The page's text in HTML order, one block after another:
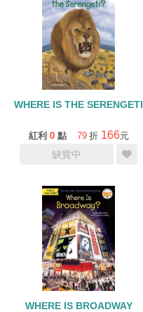
WHERE IS THE SERENGETI
紅利 0 點 79 折 166元
缺貨中
WHERE IS BROADWAY